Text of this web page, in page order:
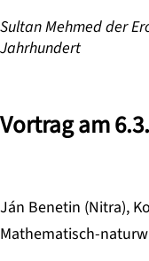
Sultan Mehmed der
Jahrhundert
Vortrag am
Ján Benetin (Nitra),
Mathematisch-